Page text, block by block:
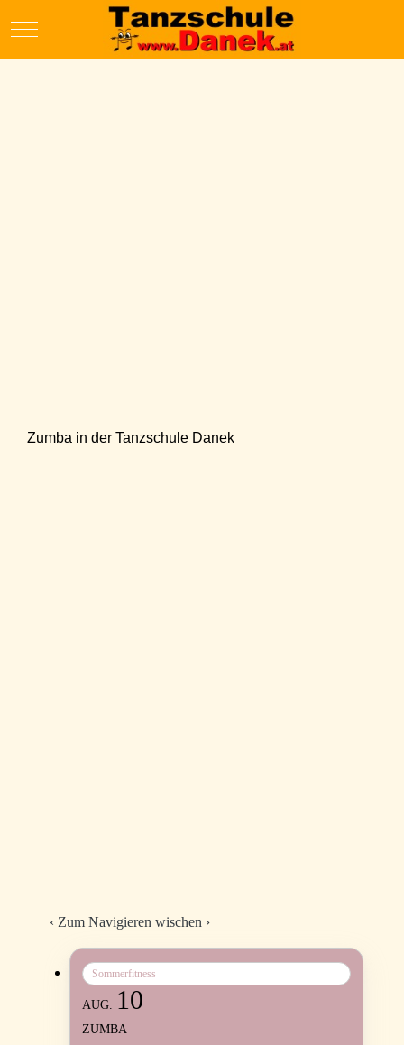
Mobile Menu Toggle
Zumba in der Tanzschule Danek
Sommerfitness
AUG. 10
ZUMBA
‹ Zum Navigieren wischen ›